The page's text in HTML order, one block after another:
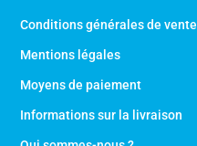
Conditions générales de vente
Mentions légales
Moyens de paiement
Informations sur la livraison